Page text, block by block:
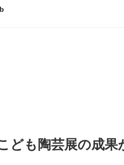
ども陶芸展の成果